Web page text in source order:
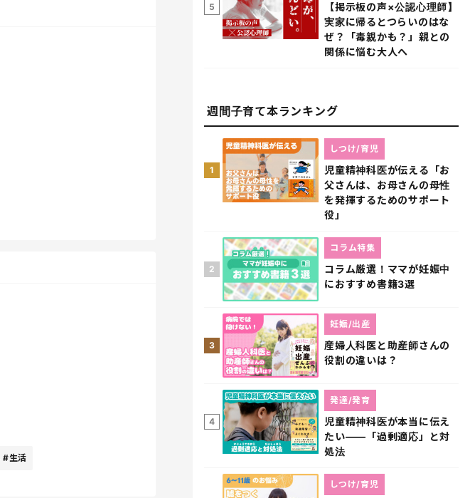
#生活
5
【掲示板の声×公認心理師】
実家に帰るとつらいのはな
ぜ？「毒親かも？」親との
関係に悩む大人へ
週間子育て本ランキング
1
児童精神科医が伝える「お
父さんは、お母さんの母性
を発揮するためのサポート
役」
しつけ/育児
2
コラム厳選！ママが妊娠中
におすすめ書籍3選
コラム特集
3
産婦人科医と助産師さんの
役割の違いは？
妊娠/出産
4
児童精神科医が本当に伝え
たい――「過剰適応」と対
処法
発達/発育
しつけ/育児